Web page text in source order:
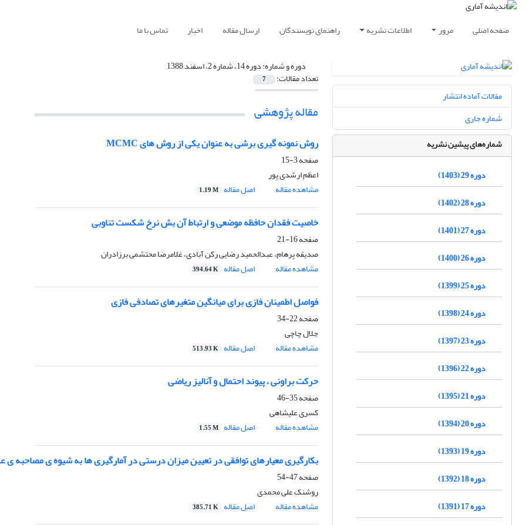
صفحه اصلی مرور اطلاعات نشریه راهنمای نویسندگان ارسال مقاله اخبار تماس با ما
دوره و شماره:دوره 14، شماره 2، اسفند 1388
تعداد مقالات: 7
مقاله پژوهشی
روش نمونه گیری برشی به عنوان یکی از روش های MCMC
صفحه3-15
اعظم ارشدی پور
مشاهده مقاله
اصل مقاله 1.19 M
خاصیت فقدان حافظه موضعی و ارتباط آن بش نرخ شکست تناوبی
صفحه16-21
صدیقه پرهام، عبدالحمید رضایی رکن آبادی، غلامرضا محتشمی برزادران
مشاهده مقاله
اصل مقاله 394.64 K
فواصل اطمینان فازی برای میانگین متغیرهای تصادفی فازی
صفحه22-34
جلال چاچی
مشاهده مقاله
اصل مقاله 513.93 K
حرکت براونی ، پیوند احتمال و آنالیز ریاضی
صفحه35-46
کسری علیشاهی
مشاهده مقاله
اصل مقاله 1.55 M
بکارگیری معیارهای توافقی در تعیین میزان درستی در آمارگیری ها به شیوه ی مصاحبه ی
صفحه47-54
روشنک علی محمدی
مشاهده مقاله
اصل مقاله 385.71 K
مقالات آماده انتشار
شماره جاری
شماره‌های پیشین نشریه
دوره 29 (1403)
دوره 28 (1402)
دوره 27 (1401)
دوره 26 (1400)
دوره 25 (1399)
دوره 24 (1398)
دوره 23 (1397)
دوره 22 (1396)
دوره 21 (1395)
دوره 20 (1394)
دوره 19 (1393)
دوره 18 (1392)
دوره 17 (1391)